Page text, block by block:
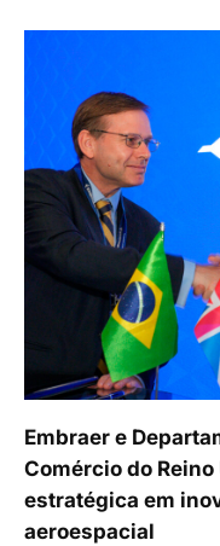
Embraer e
Comércio do
estratégica em
aeroespacial